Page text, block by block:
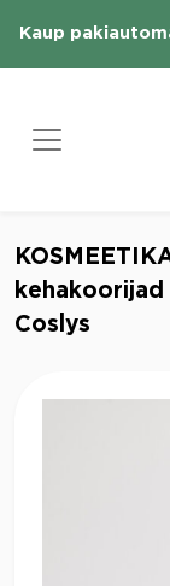
Kaup
kehakoorijad
Coslys